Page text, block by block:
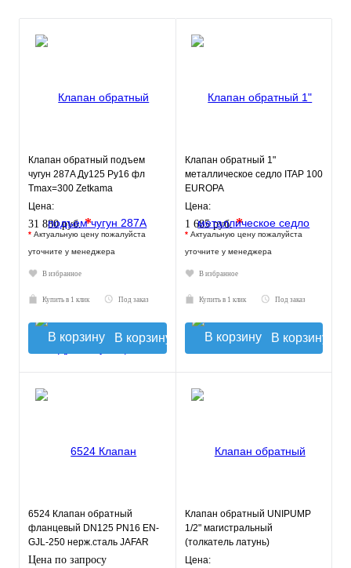
Клапан обратный подъем
чугун 287A Ду125 Ру16 фл
Tmax=300 Zetkama
287A125C31
Цена:
31 880 руб.*
* Актуальную цену пожалуйста
уточните у менеджера
В избранное
Купить в 1 клик Под заказ
В корзину
Клапан обратный 1"
металлическое седло ITAP 100
EUROPA
Цена:
1 685 руб.*
* Актуальную цену пожалуйста
уточните у менеджера
В избранное
Купить в 1 клик Под заказ
В корзину
6524 Клапан обратный
фланцевый DN125 PN16 EN-
GJL-250 нерж.сталь JAFAR
Цена по запросу
Клапан обратный UNIPUMP
1/2" магистральный
(толкатель латунь)
Цена: